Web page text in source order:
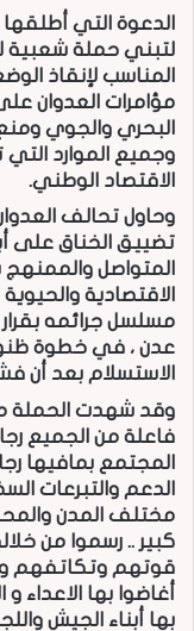
الدعوة التي
لتبني حملة شعبية
المناسب لإنقاذ
مؤامرات العدوان
البحري والجوي ومنع
وجميع الموارد التي
الاقتصاد الوطني.
وحاول تحالف
تضييق الخناق على
المتواصل
الاقتصادية
مسلسل جرائمه
عدن ، في خطوة
الاستسلام بعد أن
وقد شهدت الحملة
فاعلة من الجميع
المجتمع بمافيها
الدعم والتبرعات
مختلف المدن
كبير .. رسموا من
قوتهم وتكاتفهم
أغاضوا بها الاعداء
بها أبناء الجيش